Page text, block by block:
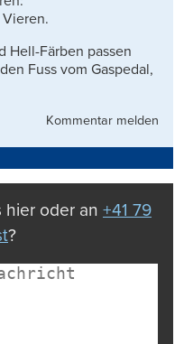
Hell-Färben passen
Fuss vom Gaspedal,
Kommentar melden
hier oder an +41 79
?